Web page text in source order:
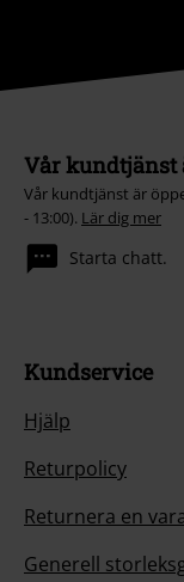
Vår kundtjänst
Vår kundtjänst är
- 13:00). Lär dig mer
Starta chatt.
Kundservice
Hjälp
Returpolicy
Returnera en
Generell